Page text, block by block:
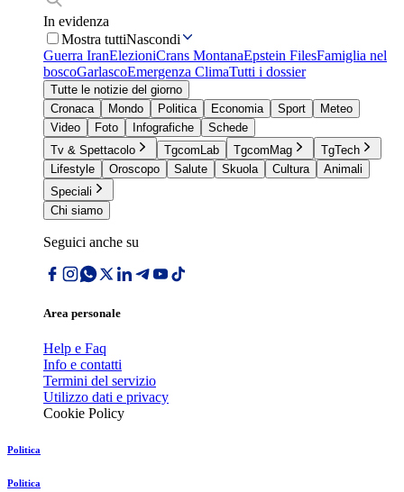
In evidenza
Mostra tuttiNascondi
Guerra IranElezioniCrans MontanaEpstein FilesFamiglia nel
boscoGarlascoEmergenza ClimaTutti i dossier
Tutte le notizie del giorno
Cronaca
Mondo Politica Economia Sport
Meteo
Video
Foto Infografiche
Schede
Tv & Spettacolo
TgcomLab TgcomMag
TgTech
Lifestyle
Oroscopo Salute Skuola Cultura
Animali
Speciali
Chi siamo
Seguici anche su
Area personale
Help e Faq
Info e contatti
Termini del servizio
Utilizzo dati e privacy
Cookie Policy
Politica
Politica